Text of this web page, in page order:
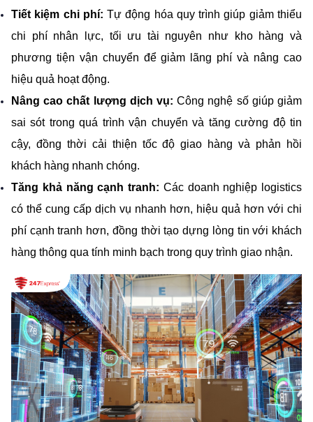
Tiết kiệm chi phí: Tự động hóa quy trình giúp giảm thiểu
chi phí nhân lực, tối ưu tài nguyên như kho hàng và
phương tiện vận chuyển để giảm lãng phí và nâng cao
hiệu quả hoạt động.
Nâng cao chất lượng dịch vụ: Công nghệ số giúp giảm
sai sót trong quá trình vận chuyển và tăng cường độ tin
cậy, đồng thời cải thiện tốc độ giao hàng và phản hồi
khách hàng nhanh chóng.
Tăng khả năng cạnh tranh: Các doanh nghiệp logistics
có thể cung cấp dịch vụ nhanh hơn, hiệu quả hơn với chi
phí cạnh tranh hơn, đồng thời tạo dựng lòng tin với khách
hàng thông qua tính minh bạch trong quy trình giao nhận.